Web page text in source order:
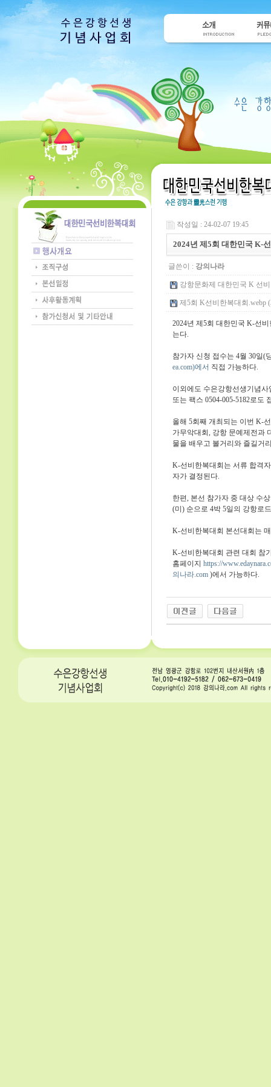
작성일 : 24-02-07 19:45
2024년 제5회 대한민국 K-
글쓴이 : 강의나라
강항문화제 대한민국 K 선
제5회 K선비한복대회.webp
2024년 제5회 대한민국 K-선
는다.
참가자 신청 접수는 4월 30일(
ea.com)에서 직접 가능하다.
이외에도 수은강항선생기념사
또는 팩스 0504-005-5182로도
올해 5회째 개최되는 이번 K-
가무악대회, 강항 문예제전과
물을 배우고 볼거리와 즐길거
K-선비한복대회는 서류 합격
자가 결정된다.
한편, 본선 참가자 중 대상 수
(미) 순으로 4박 5일의 강항로
K-선비한복대회 본선대회는
K-선비한복대회 관련 대회 참
홈페이지 https://
의나라.com )에서 가능하다.